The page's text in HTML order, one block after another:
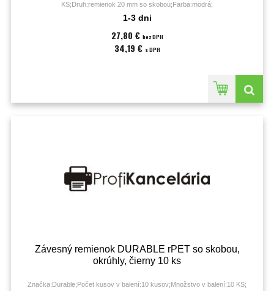
KS;Druh:remienok 20 mm so skobou;Farba:modrá;
1-3 dni
27,80 € bez DPH
34,19 € s DPH
Závesný remienok DURABLE rPET so skobou,
okrúhly, čierny 10 ks
Značka:Durable;Počet kusov v balení:10 kusov;Množstvo v balení:10 KS;